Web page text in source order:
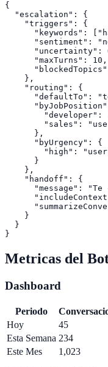
{
  "escalation": {
    "triggers": {
"keywords":
"sentiment":
"uncertainty":
      "maxTurns": 10,
    },
    "routing": {
"defaultTo":
"developer":
"sales":
      },
      "byUrgency": {
"high":
      }
    },
    "handoff": {
"message": "Te
    }
  }
Metricas del
Dashboard
Periodo
Hoy
45
Esta Semana 234
Este Mes
1,023